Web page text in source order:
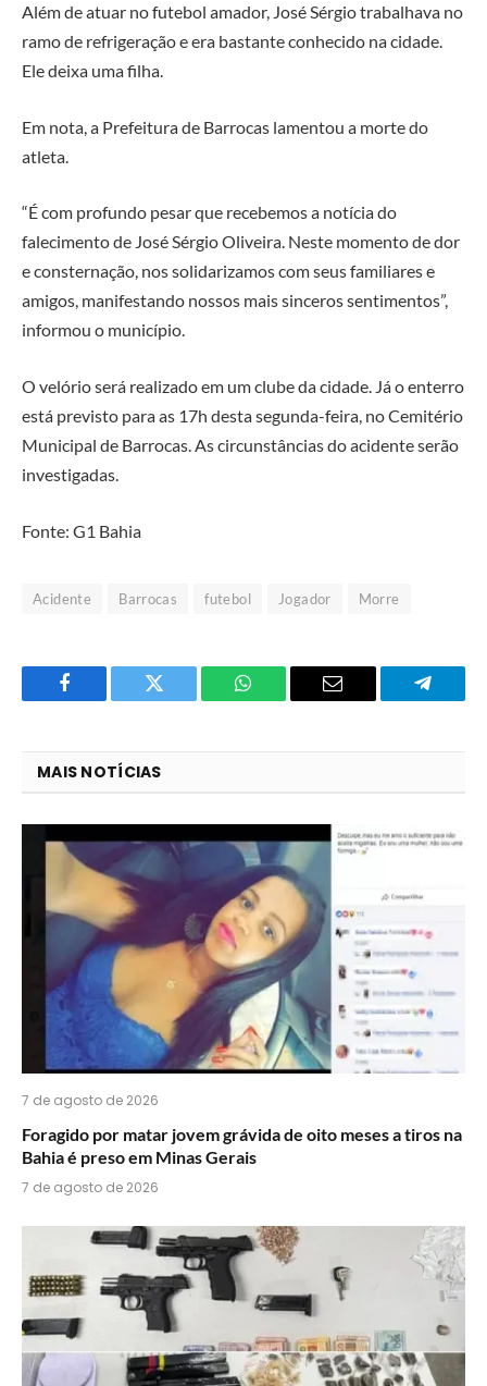
Além de atuar no futebol amador, José Sérgio trabalhava no
ramo de refrigeração e era bastante conhecido na cidade.
Ele deixa uma filha.
Em nota, a Prefeitura de Barrocas lamentou a morte do
atleta.
“É com profundo pesar que recebemos a notícia do
falecimento de José Sérgio Oliveira. Neste momento de dor
e consternação, nos solidarizamos com seus familiares e
amigos, manifestando nossos mais sinceros sentimentos”,
informou o município.
O velório será realizado em um clube da cidade. Já o enterro
está previsto para as 17h desta segunda-feira, no Cemitério
Municipal de Barrocas. As circunstâncias do acidente serão
investigadas.
Fonte: G1 Bahia
Acidente Barrocas futebol Jogador Morre
Facebook Twitter
O
do
WhatsApp?
E-
MAIS NOTÍCIAS
7 de agosto de 2026
Foragido por matar jovem grávida de oito meses a tiros na
Bahia é preso em Minas Gerais
7 de agosto de 2026